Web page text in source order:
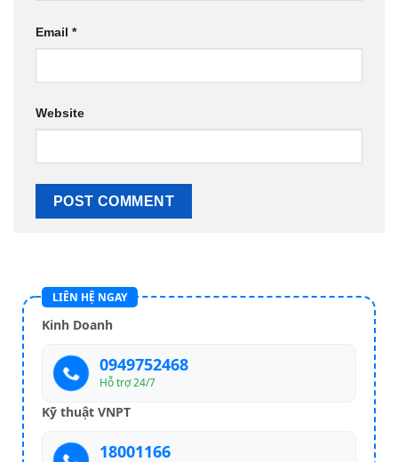
Email *
Website
LIÊN HỆ NGAY
Kinh Doanh
0949752468
Hỗ trợ 24/7
Kỹ thuật VNPT
18001166